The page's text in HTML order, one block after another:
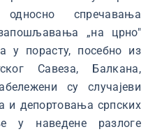
односно спречавања
„на црно"
у порасту, посебно из
Савеза, Балкана,
су случајеви
и депортовања српских
у наведене разлоге